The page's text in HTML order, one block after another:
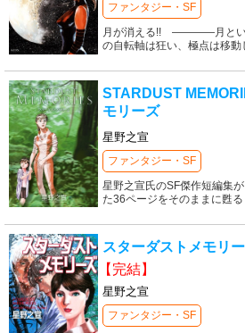
ファンタジー・SF
月が消える!! ――――月とい
の自転軸は狂い、極点は移
STARDUST
モリーズ
星野之宣
ファンタジー・SF
星野之宣氏のSF傑作短編集
た36ページをそのままに甦
スターダストメモリ
【完結】
星野之宣
ファンタジー・SF